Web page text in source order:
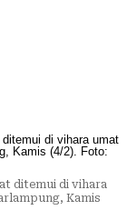
ditemui di vihara
Kamis